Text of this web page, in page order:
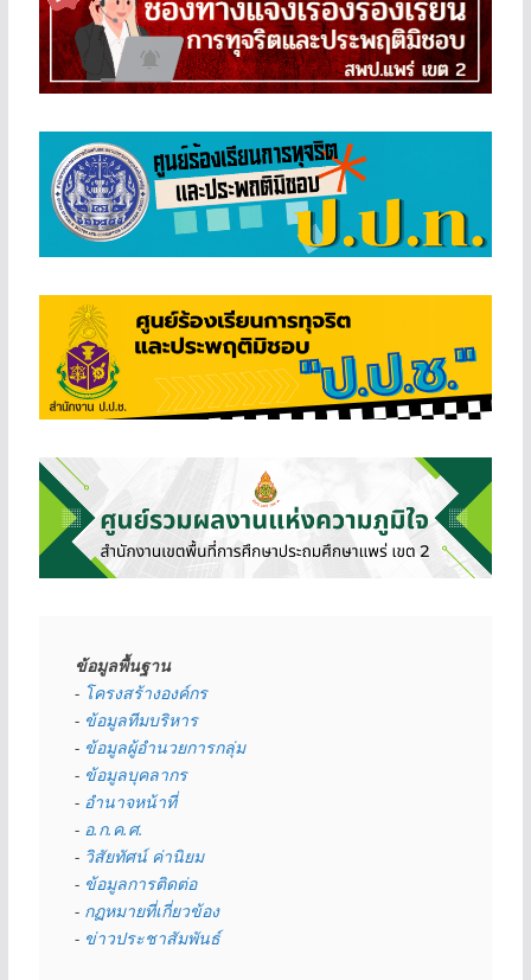
ข้อมูลพื้นฐาน
- โครงสร้างองค์กร
- ข้อมูลทีมบริหาร
- ข้อมูลผู้อำนวยการกลุ่ม
- ข้อมูลบุคลากร
- อำนาจหน้าที่
- อ.ก.ค.ศ.
- วิสัยทัศน์ ค่านิยม
- ข้อมูลการติดต่อ
- กฏหมายที่เกี่ยวข้อง
- ข่าวประชาสัมพันธ์